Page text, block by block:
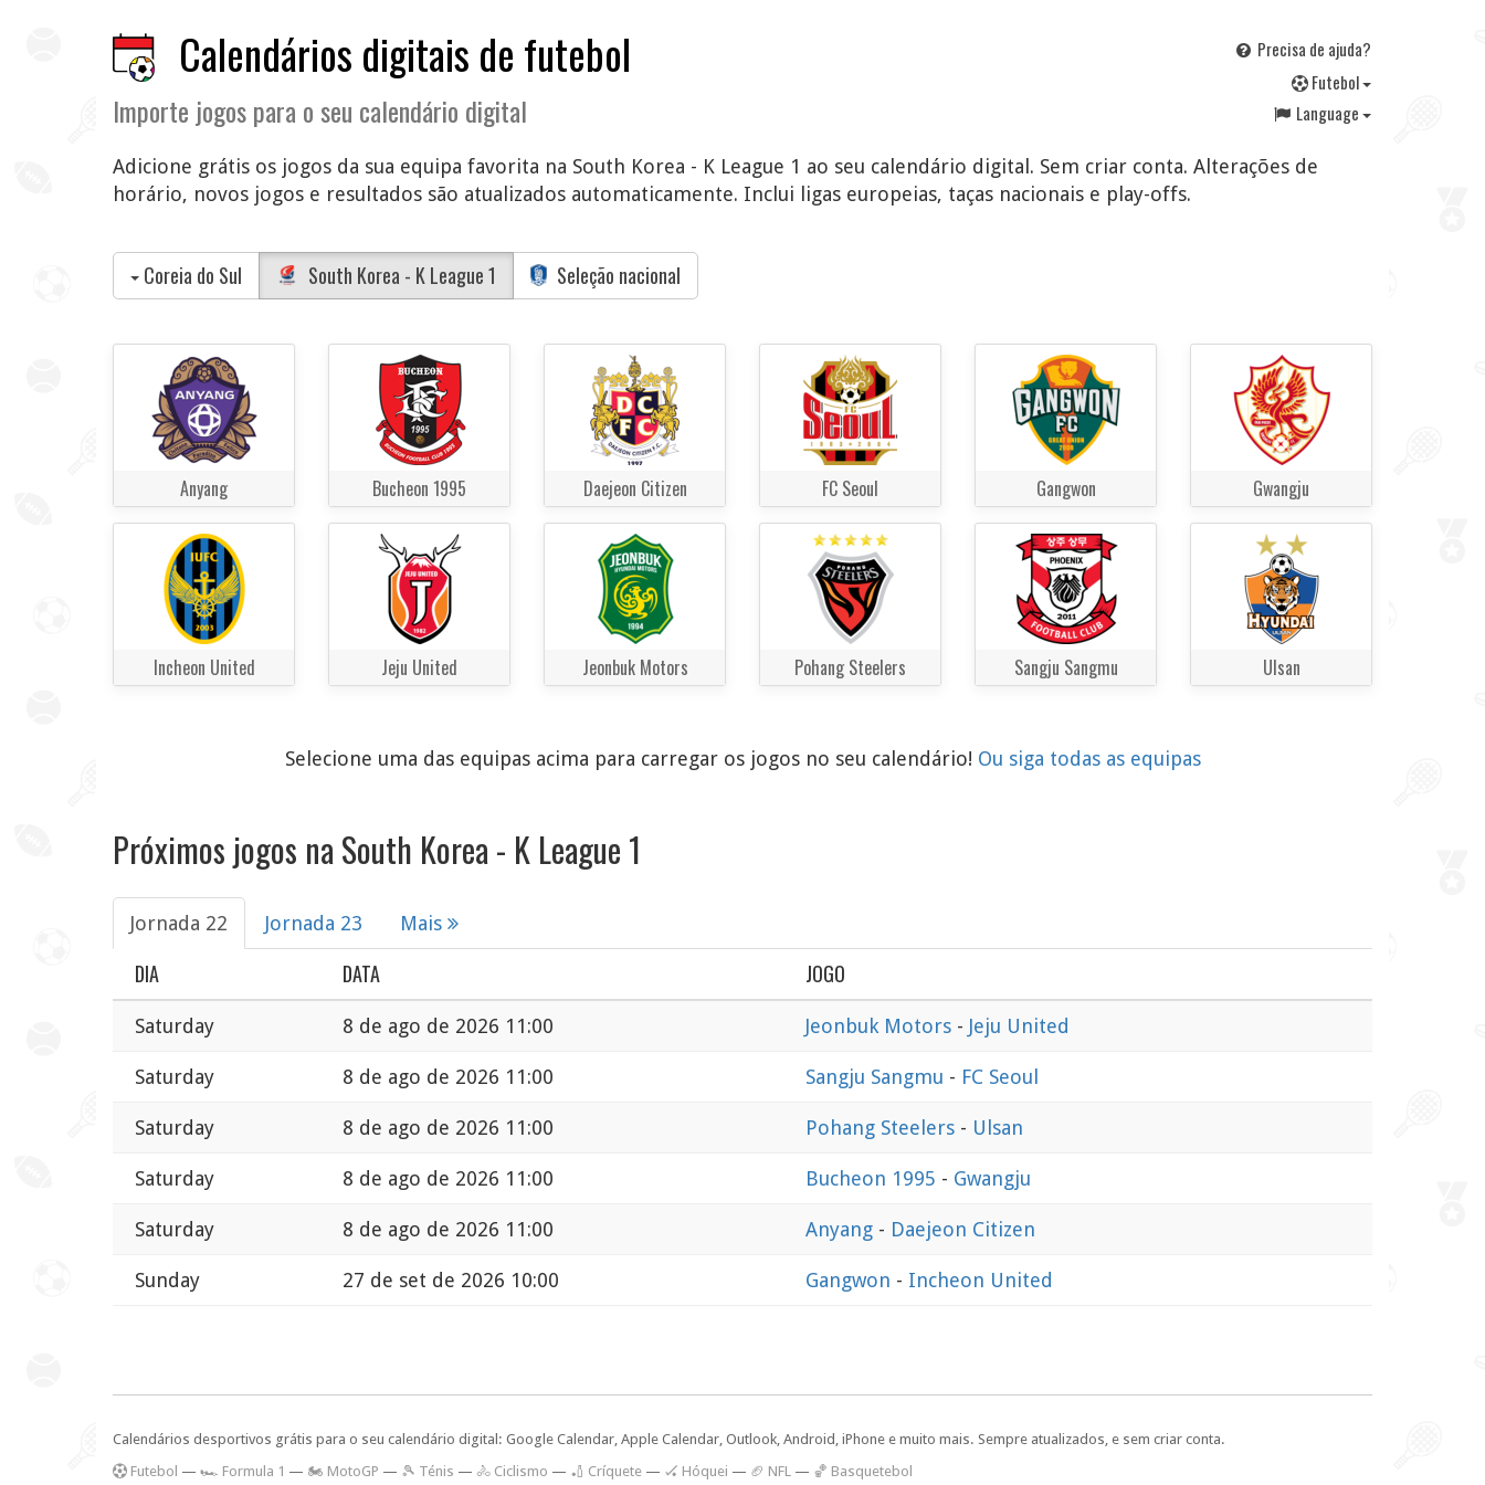
Calendários digitais de futebol
Importe jogos para o seu calendário digital
Precisa de ajuda?
Futebol
Language
Adicione grátis os jogos da sua equipa favorita na South Korea - K League 1 ao seu calendário digital. Sem criar conta. Alterações de
horário, novos jogos e resultados são atualizados automaticamente. Inclui ligas europeias, taças nacionais e play-offs.
Coreia do Sul South Korea - K League 1 Seleção nacional
Anyang Bucheon 1995 Daejeon Citizen FC Seoul Gangwon Gwangju
Incheon United Jeju United Jeonbuk Motors Pohang Steelers Sangju Sangmu Ulsan
Selecione uma das equipas acima para carregar os jogos no seu calendário! Ou siga todas as equipas
Próximos jogos na South Korea - K League 1
Jornada 22 Jornada 23 Mais
DIA DATA JOGO
Saturday 8 de ago de 2026 11:00 Jeonbuk Motors - Jeju United
Saturday 8 de ago de 2026 11:00 Sangju Sangmu - FC Seoul
Saturday 8 de ago de 2026 11:00 Pohang Steelers - Ulsan
Saturday 8 de ago de 2026 11:00 Bucheon 1995 - Gwangju
Saturday 8 de ago de 2026 11:00 Anyang - Daejeon Citizen
Sunday 27 de set de 2026 10:00 Gangwon - Incheon United
Calendários desportivos grátis para o seu calendário digital: Google Calendar, Apple Calendar, Outlook, Android, iPhone e muito mais. Sempre atualizados, e sem criar conta.
Futebol — 🏎️ Formula 1 — 🏍 MotoGP — 🎾 Ténis — 🚴 Ciclismo — 🏏 Críquete — 🏑 Hóquei — 🏈 NFL — 🏀 Basquetebol